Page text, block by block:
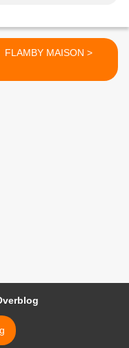
FLAMBY MAISON >